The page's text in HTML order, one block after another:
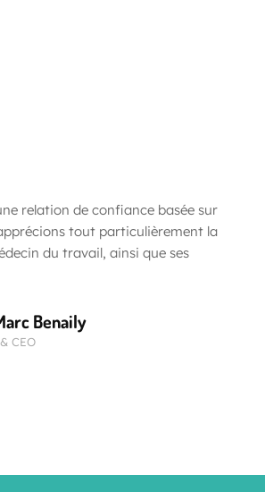
relation de confiance basée sur
tout particulièrement la
du travail, ainsi que ses
Benaily
CEO